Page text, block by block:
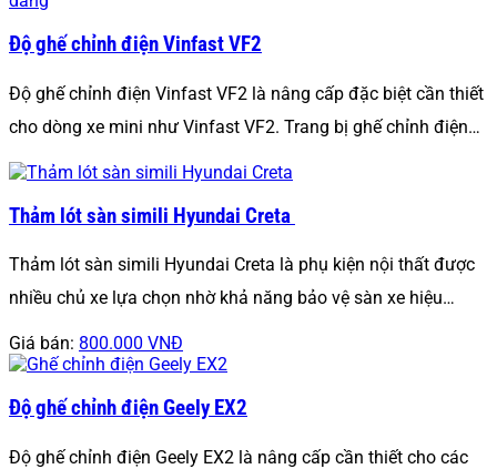
Độ ghế chỉnh điện Vinfast VF2
Độ ghế chỉnh điện Vinfast VF2 là nâng cấp đặc biệt cần thiết
cho dòng xe mini như Vinfast VF2. Trang bị ghế chỉnh điện…
Thảm lót sàn simili Hyundai Creta
Thảm lót sàn simili Hyundai Creta là phụ kiện nội thất được
nhiều chủ xe lựa chọn nhờ khả năng bảo vệ sàn xe hiệu…
Giá bán: 800.000 VNĐ
Độ ghế chỉnh điện Geely EX2
Độ ghế chỉnh điện Geely EX2 là nâng cấp cần thiết cho các